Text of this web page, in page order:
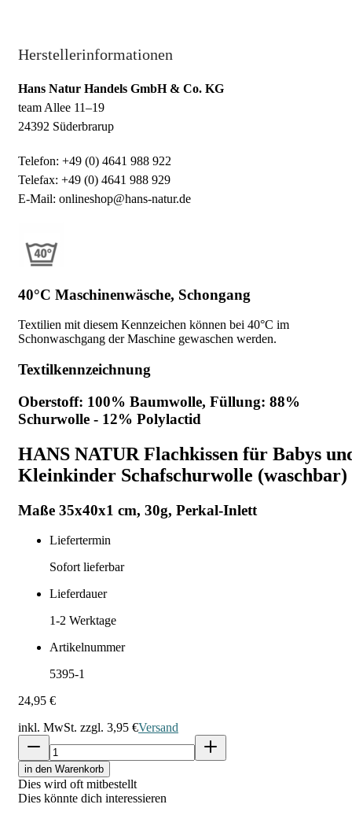
Herstellerinformationen
Hans Natur Handels GmbH & Co. KG
team Allee 11–19
24392 Süderbrarup
Telefon: +49 (0) 4641 988 922
Telefax: +49 (0) 4641 988 929
E-Mail: onlineshop@hans-natur.de
40°C Maschinenwäsche, Schongang
Textilien mit diesem Kennzeichen können bei 40°C im
Schonwaschgang der Maschine gewaschen werden.
Textilkennzeichnung
Oberstoff: 100% Baumwolle, Füllung: 88%
Schurwolle - 12% Polylactid
HANS NATUR Flachkissen für Babys
Kleinkinder Schafschurwolle (waschbar)
Maße 35x40x1 cm, 30g, Perkal-Inlett
Liefertermin
Sofort lieferbar
Lieferdauer
1-2 Werktage
Artikelnummer
5395-1
24,95 €
inkl. MwSt. zzgl. 3,95 €Versand
in den Warenkorb
Dies wird oft mitbestellt
Dies könnte dich interessieren